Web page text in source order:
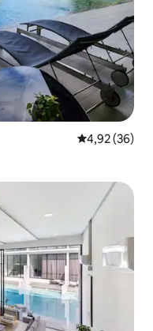
4,92 de uma
4,92 (36)